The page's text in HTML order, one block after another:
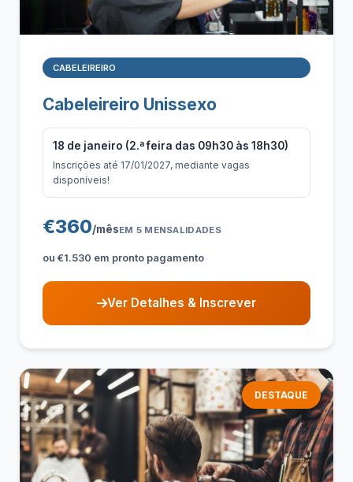
CABELEIREIRO
Cabeleireiro Unissexo
18 de janeiro (2.ª feira das 09h30 às 18h30)
Inscrições até 17/01/2027, mediante vagas
disponíveis!
€360/mêsEM 5 MENSALIDADES
ou €1.530 em pronto pagamento
Ver Detalhes & Inscrever
DESTAQUE